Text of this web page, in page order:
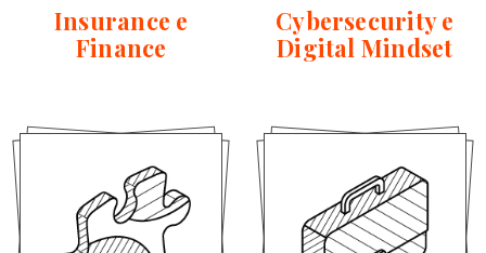
Insurance e
Finance
Cybersecurity e
Digital Mindset